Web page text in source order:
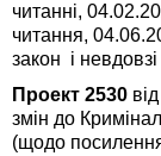
читанні,
читання,
закон і
Проект 2530
змін до
(щодо